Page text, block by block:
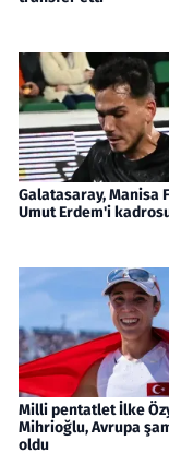
Galatasaray, Manisa
Umut Erdem'i
Milli pentatlet İlke
Mihrioğlu, Avrupa
oldu